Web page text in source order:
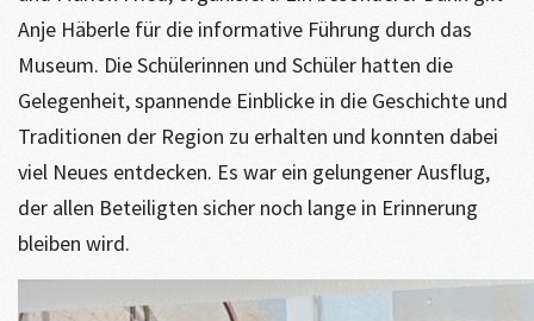
Anje Häberle für die informative Führung durch das
Museum. Die Schülerinnen und Schüler hatten die
Gelegenheit, spannende Einblicke in die Geschichte und
Traditionen der Region zu erhalten und konnten dabei
viel Neues entdecken. Es war ein gelungener Ausflug,
der allen Beteiligten sicher noch lange in Erinnerung
bleiben wird.